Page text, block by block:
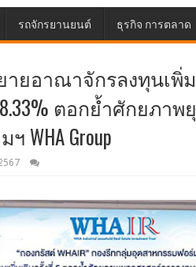
รถจักรยานยนต์ ธุรกิจ การตลาด
ายอาณาจักรลงทุนเพิ่
ตอกย้ำศักยภา
WHA Group